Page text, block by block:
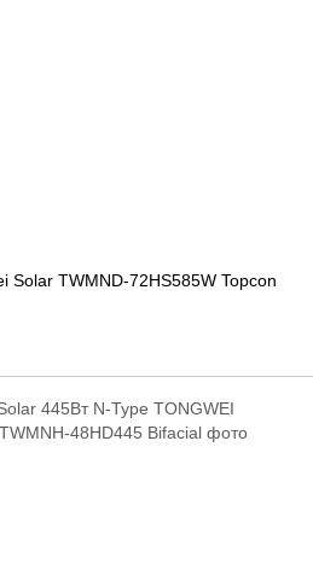
Solar TWMND-72HS585W Topcon